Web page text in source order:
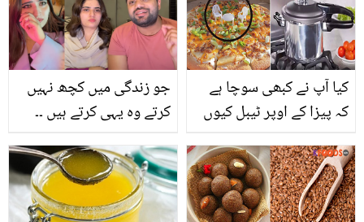
اور آنکھوں کا کیا حال ہوا؟
جو زندگی میں کچھ نہیں
کرتے وہ یہی کرتے ہیں ۔۔
اور ان کی اہلیہ کا ساتھ
دینے والے یوٹیوبرز نے کیا
پیغام دے دیا؟
کیا آپ نے کبھی سوچا ہے
کہ پیزا کے اوپر ٹیبل کیوں
استعمال کی وہ 5 چیزیں
جن کا اصل مقصد شاید آپ
بھی نہیں جانتے ہوں گے